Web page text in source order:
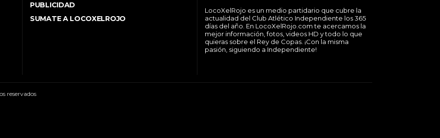
PUBLICIDAD
SUMATE A LOCOXELROJO
LocoXelRojo es un medio partidario que cubre la
actualidad del Club Atlético Independiente los 365
días del año. En LocoXelRojo.com te acercamos la
mejor información, fotos, videos HD y todo lo que
quieras sobre el Rey de Copas. ¡Con la misma
pasión, siguiendo a Independiente!
reservados